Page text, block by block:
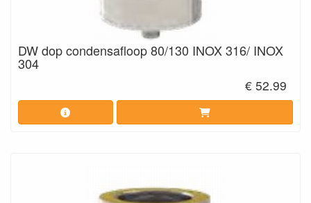
DW dop condensafloop 80/130 INOX 316/ INOX
304
€ 52.99